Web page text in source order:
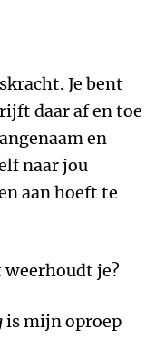
Je bent
daar af en toe
en
naar jou
aan hoeft te
weerhoudt je?
is mijn oproep